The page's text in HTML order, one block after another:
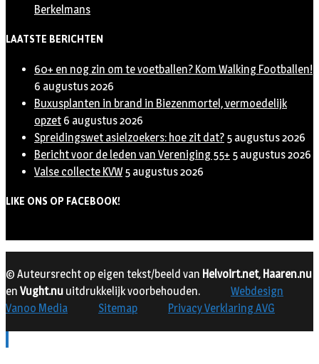
Berkelmans
LAATSTE BERICHTEN
60+ en nog zin om te voetballen? Kom Walking Footballen!
6 augustus 2026
Buxusplanten in brand in Biezenmortel, vermoedelijk
opzet 6 augustus 2026
Spreidingswet asielzoekers: hoe zit dat? 5 augustus 2026
Bericht voor de leden van Vereniging 55+ 5 augustus 2026
Valse collecte KVW 5 augustus 2026
LIKE ONS OP FACEBOOK!
© Auteursrecht op eigen tekst/beeld van Helvoirt.net, Haaren.nu
en Vught.nu uitdrukkelijk voorbehouden.
Webdesign
Vanoo Media
Sitemap Privacy Verklaring AVG